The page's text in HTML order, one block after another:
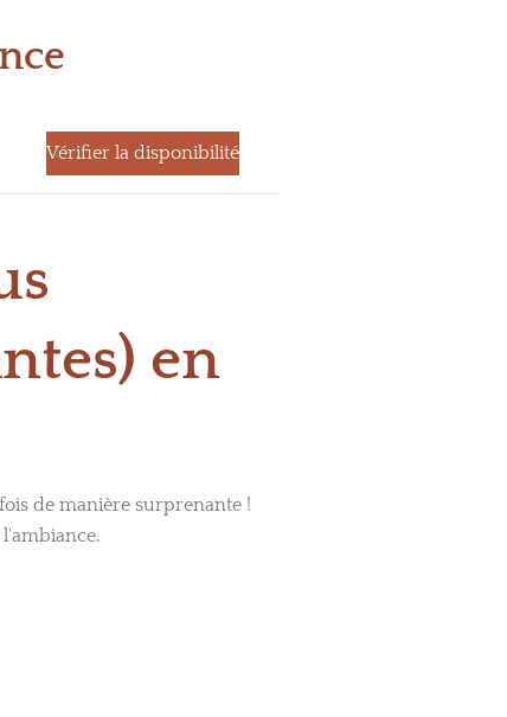
Vérifier la disponibilité
en
de manière surprenante !